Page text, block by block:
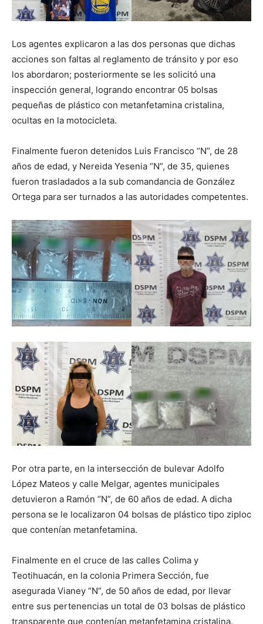
Los agentes explicaron a las dos personas que dichas
acciones son faltas al reglamento de tránsito y por eso
los abordaron; posteriormente se les solicitó una
inspección general, logrando encontrar 05 bolsas
pequeñas de plástico con metanfetamina cristalina,
ocultas en la motocicleta.
Finalmente fueron detenidos Luis Francisco “N”, de 28
años de edad, y Nereida Yesenia “N”, de 35, quienes
fueron trasladados a la sub comandancia de González
Ortega para ser turnados a las autoridades competentes.
Por otra parte, en la intersección de bulevar Adolfo
López Mateos y calle Melgar, agentes municipales
detuvieron a Ramón “N”, de 60 años de edad. A dicha
persona se le localizaron 04 bolsas de plástico tipo ziploc
que contenían metanfetamina.
Finalmente en el cruce de las calles Colima y
Teotihuacán, en la colonia Primera Sección, fue
asegurada Vianey “N”, de 50 años de edad, por llevar
entre sus pertenencias un total de 03 bolsas de plástico
transparente que contenían metanfetamina cristalina.